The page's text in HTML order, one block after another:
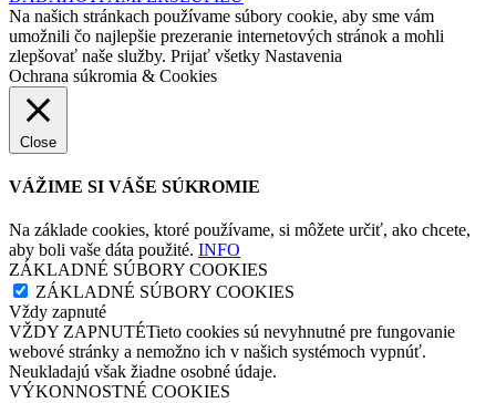
Na našich stránkach používame súbory cookie, aby sme vám
umožnili čo najlepšie prezeranie internetových stránok a mohli
zlepšovať naše služby. Prijať všetky Nastavenia
Ochrana súkromia & Cookies
Close
VÁŽIME SI VÁŠE SÚKROMIE
Na základe cookies, ktoré používame, si môžete určiť, ako chcete,
aby boli vaše dáta použité. INFO
ZÁKLADNÉ SÚBORY COOKIES
ZÁKLADNÉ SÚBORY COOKIES
Vždy zapnuté
VŽDY ZAPNUTÉTieto cookies sú nevyhnutné pre fungovanie
webové stránky a nemožno ich v našich systémoch vypnúť.
Neukladajú však žiadne osobné údaje.
VÝKONNOSTNÉ COOKIES